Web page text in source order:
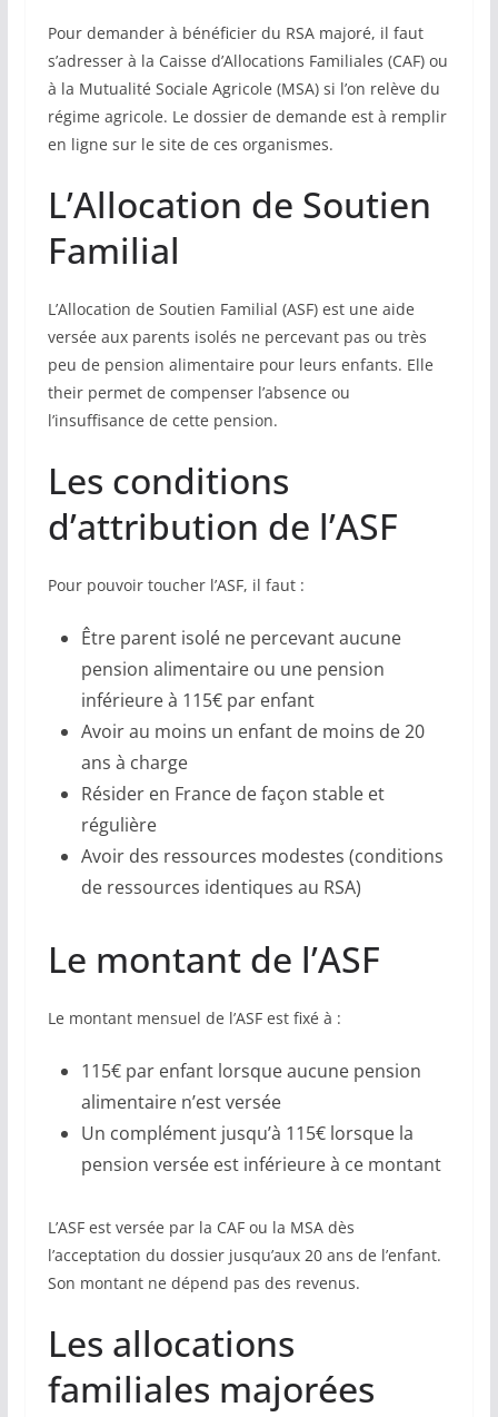
Pour demander à bénéficier du RSA majoré, il faut
s’adresser à la Caisse d’Allocations Familiales (CAF) ou
à la Mutualité Sociale Agricole (MSA) si l’on relève du
régime agricole. Le dossier de demande est à remplir
en ligne sur le site de ces organismes.
L’Allocation de Soutien
Familial
L’Allocation de Soutien Familial (ASF) est une aide
versée aux parents isolés ne percevant pas ou très
peu de pension alimentaire pour leurs enfants. Elle
their permet de compenser l’absence ou
l’insuffisance de cette pension.
Les conditions
d’attribution de l’ASF
Pour pouvoir toucher l’ASF, il faut :
Être parent isolé ne percevant aucune
pension alimentaire ou une pension
inférieure à 115€ par enfant
Avoir au moins un enfant de moins de 20
ans à charge
Résider en France de façon stable et
régulière
Avoir des ressources modestes (conditions
de ressources identiques au RSA)
Le montant de l’ASF
Le montant mensuel de l’ASF est fixé à :
115€ par enfant lorsque aucune pension
alimentaire n’est versée
Un complément jusqu’à 115€ lorsque la
pension versée est inférieure à ce montant
L’ASF est versée par la CAF ou la MSA dès
l’acceptation du dossier jusqu’aux 20 ans de l’enfant.
Son montant ne dépend pas des revenus.
Les allocations
familiales majorées